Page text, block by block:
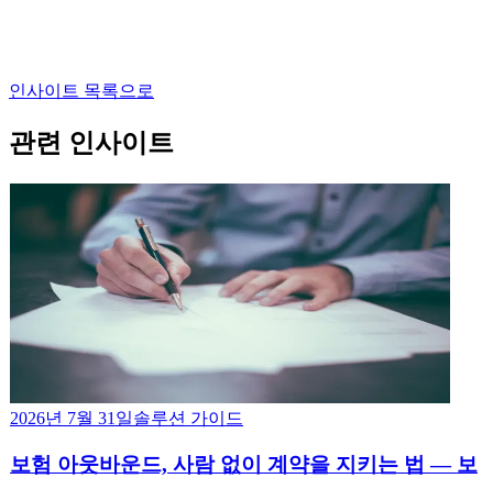
인사이트 목록으로
관련 인사이트
2026년 7월 31일솔루션 가이드
보험 아웃바운드, 사람 없이 계약을 지키는 법 — 보